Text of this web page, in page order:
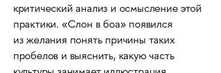
критический анализ и осмысление этой
практики. «Слон в боа» появился
из желания понять причины таких
пробелов и выяснить, какую часть